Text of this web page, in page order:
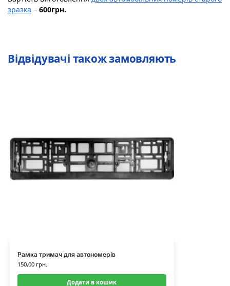
зразка – 600грн.
Відвідувачі також замовляють
Рамка тримач для автономерів
150,00 грн.
Додати в кошик